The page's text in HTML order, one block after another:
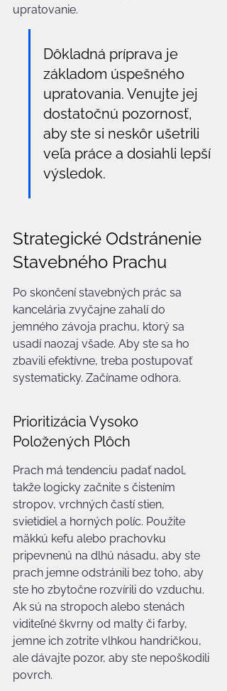
upratovanie.
Dôkladná príprava je
základom úspešného
upratovania. Venujte jej
dostatočnú pozornosť,
aby ste si neskôr ušetrili
veľa práce a dosiahli lepší
výsledok.
Strategické Odstránenie
Stavebného Prachu
Po skončení stavebných prác sa
kancelária zvyčajne zahalí do
jemného závoja prachu, ktorý sa
usadí naozaj všade. Aby ste sa ho
zbavili efektívne, treba postupovať
systematicky. Začíname odhora.
Prioritizácia Vysoko
Položených Plôch
Prach má tendenciu padať nadol,
takže logicky začnite s čistením
stropov, vrchných častí stien,
svietidiel a horných políc. Použite
mäkkú kefu alebo prachovku
pripevnenú na dlhú násadu, aby ste
prach jemne odstránili bez toho, aby
ste ho zbytočne rozvírili do vzduchu.
Ak sú na stropoch alebo stenách
viditeľné škvrny od malty či farby,
jemne ich zotrite vlhkou handričkou,
ale dávajte pozor, aby ste nepoškodili
povrch.